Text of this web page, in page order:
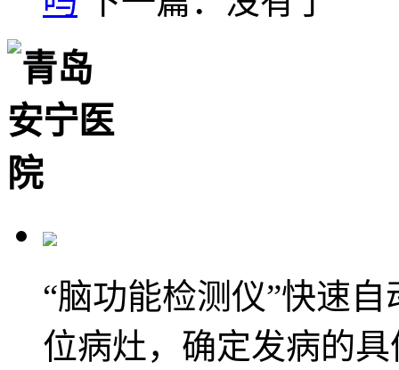
“脑功能检测仪”快速
位病灶，确定发病的